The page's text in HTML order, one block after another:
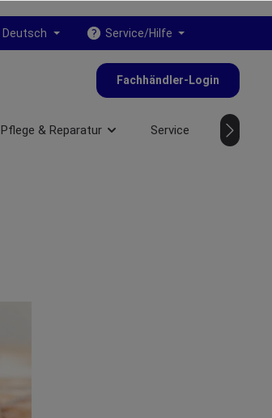
Deutsch Service/Hilfe
Fachhändler-Login
Pflege & Reparatur Service NEU